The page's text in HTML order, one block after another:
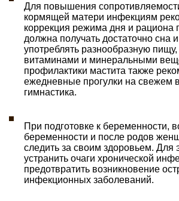
Для повышения
кормящей матери инфекциям
коррекция режима дня и рациона
должна получать достаточно сна
употреблять разнообразную
витаминами и минеральными
профилактики мастита также
ежедневные прогулки на свежем
гимнастика.
При подготовке к беременности,
беременности и после родов
следить за своим здоровьем. Для
устранить очаги хронической
предотвратить возникновение
инфекционных заболеваний.